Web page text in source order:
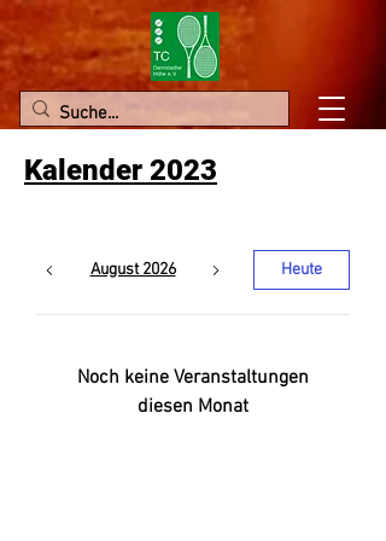
Kalender 2023
August 2026 Heute
Noch keine Veranstaltungen
diesen Monat